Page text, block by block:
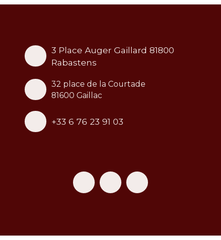
3 Place Auger Gaillard 81800
Rabastens
32 place de la Courtade
81600 Gaillac
+33 6 76 23 91 03